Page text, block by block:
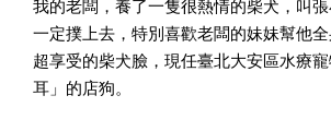
我的老闆，養了一隻很熱情的柴犬，叫
一定撲上去，特別喜歡老闆的妹妹幫他
超享受的柴犬臉，現任臺北大安區水療
耳」的店狗。